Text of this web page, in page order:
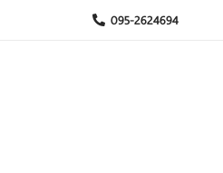
095-2624694